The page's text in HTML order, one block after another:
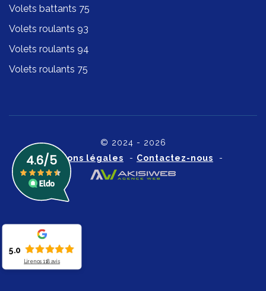
Volets battants 75
Volets roulants 93
Volets roulants 94
Volets roulants 75
© 2024 - 2026
Mentions légales - Contactez-nous -
5.0
Lire nos 118 avis